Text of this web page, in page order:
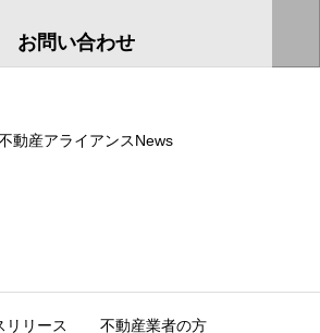
お問い合わせ
お問い合わせページ
リリース 不動産業者の方